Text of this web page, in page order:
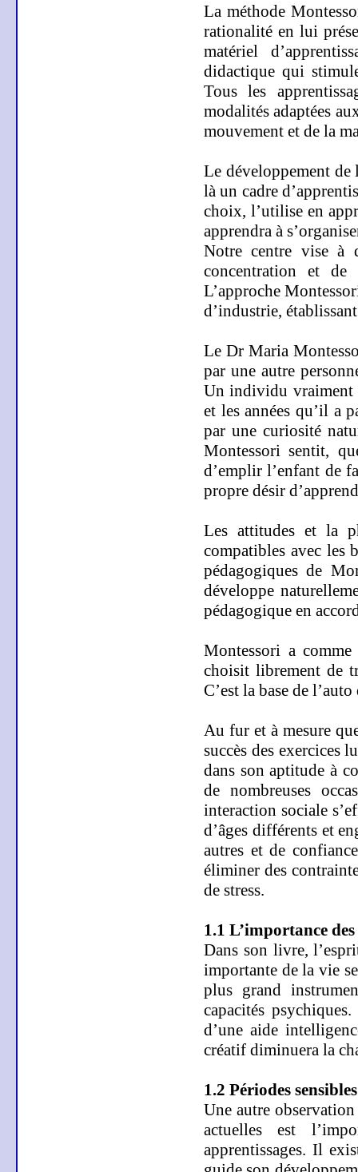
La méthode
rationalité en lui
matériel
didactique qui
Tous les
modalités adaptées
mouvement et de la
Le développement de
là un cadre
choix, l’utilise en
apprendra à
Notre centre vise à
concentration et de
L’approche
d’industrie,
Le Dr Maria
par une autre
Un individu vraiment
et les années qu’il a
par une curiosité
Montessori sentit,
d’emplir l’enfant de
propre désir
Les attitudes et la
compatibles avec les
pédagogiques de
développe
pédagogique en
Montessori a
choisit librement de
C’est la base de
Au fur et à mesure
succès des exercices
dans son aptitude à
de nombreuses
interaction sociale
d’âges différents et
autres et de
éliminer des
de stress.
1.1 L’importance
Dans son livre,
importante de la vie
plus grand
capacités
d’une aide
créatif diminuera la
1.2 Périodes sensibles
Une autre
actuelles est
apprentissages. Il